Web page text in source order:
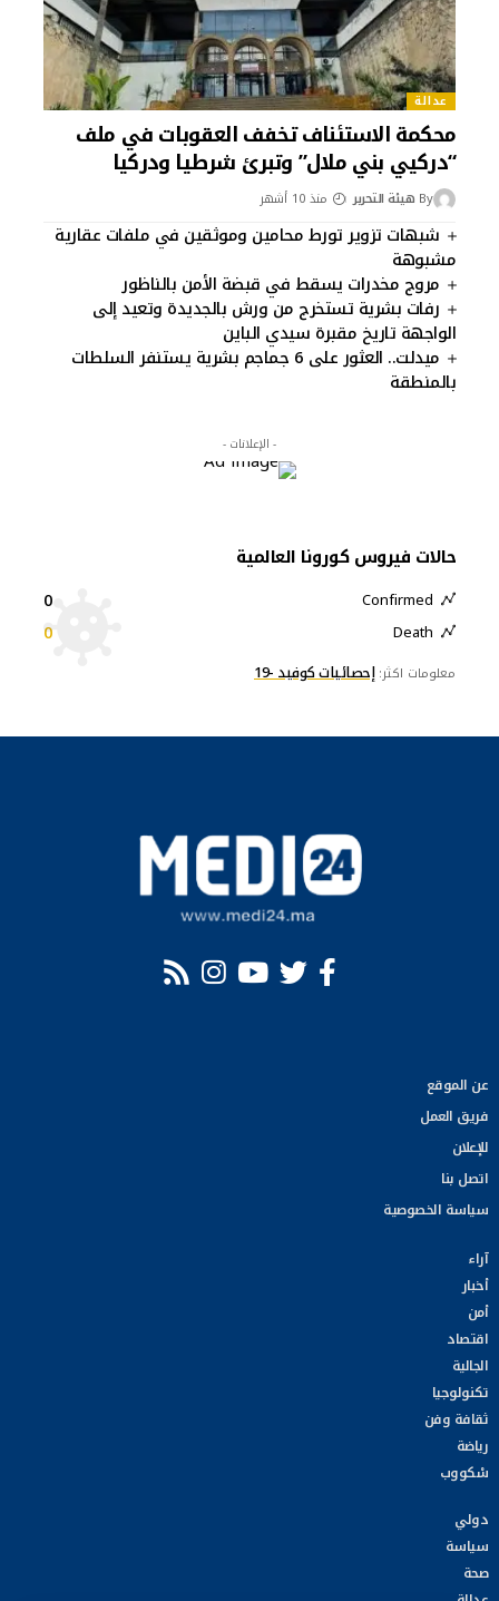
عدالة
محكمة الاستئناف تخفف العقوبات في ملف
“دركيي بني ملال” وتبرئ شرطيا ودركيا
By هيئة التحرير منذ 10 أشهر
شبهات تزوير تورط محامين وموثقين في ملفات عقارية
مشبوهة
مروج مخدرات يسقط في قبضة الأمن بالناظور
رفات بشرية تستخرج من ورش بالجديدة وتعيد إلى
الواجهة تاريخ مقبرة سيدي الباين
ميدلت.. العثور على 6 جماجم بشرية يستنفر السلطات
بالمنطقة
- الإعلانات -
حالات فيروس كورونا العالمية
Confirmed
0
Death
0
معلومات اكثر:إحصائيات كوفيد -19
عن الموقع
فريق العمل
للإعلان
اتصل بنا
سياسة الخصوصية
آراء
أخبار
أمن
اقتصاد
الجالية
تكنولوجيا
ثقافة وفن
رياضة
سْكووب
دولي
سياسة
صحة